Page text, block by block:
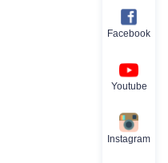
Facebook
Youtube
Instagram